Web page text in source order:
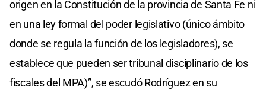
origen en la Constitución de la provincia de Santa Fe ni
en una ley formal del poder legislativo (único ámbito
donde se regula la función de los legisladores), se
establece que pueden ser tribunal disciplinario de los
fiscales del MPA)”, se escudó Rodríguez en su